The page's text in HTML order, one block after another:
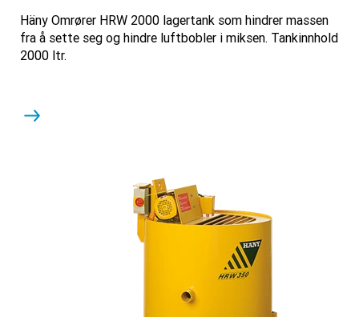
Häny Omrører HRW 2000 lagertank som hindrer massen
fra å sette seg og hindre luftbobler i miksen. Tankinnhold
2000 ltr.